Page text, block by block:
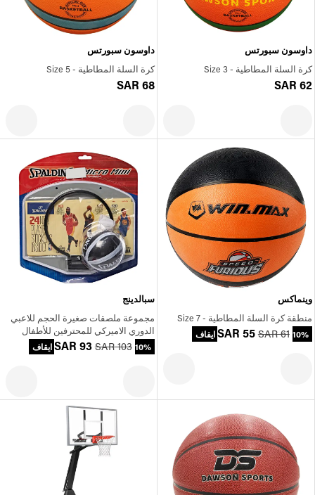
داوسون سبورتس
كرة السلة المطاطية - Size 3
SAR 62
داوسون سبورتس
كرة السلة المطاطية - Size 5
SAR 68
وينماكس
منطقة كرة السلة المطاطية - Size 7
SAR 55 SAR 61 10% ايقاف
سبالدينج
مجموعة ملصقات صغيرة الحجم للاعبي
الدوري الاميركي للمحترفين للأطفال
SAR 93 SAR 103 10% ايقاف